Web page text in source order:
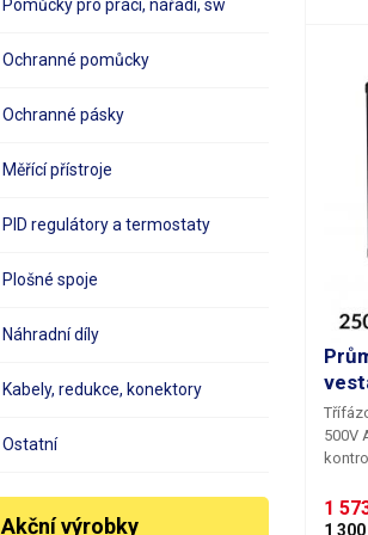
Pomůcky pro práci, nářadí, sw
Ochranné pomůcky
Ochranné pásky
Měřící přístroje
PID regulátory a termostaty
Plošné spoje
Náhradní díly
Kabely, redukce, konektory
Ostatní
Akční výrobky
,
zátěži až 100
je
schéma
lze
Při
500V
1
1